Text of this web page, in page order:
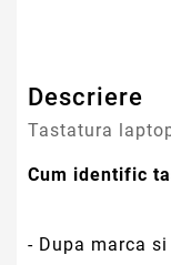
Descriere
Tastatura
Cum identific
- Dupa marca